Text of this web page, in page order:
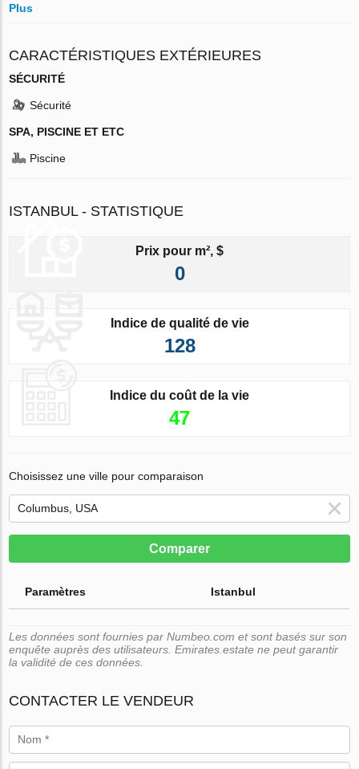
Plus
CARACTÉRISTIQUES EXTÉRIEURES
SÉCURITÉ
Sécurité
SPA, PISCINE ET ETC
Piscine
ISTANBUL - STATISTIQUE
Prix pour m², $
0
Indice de qualité de vie
128
Indice du coût de la vie
47
Choisissez une ville pour comparaison
Comparer
Paramètres Istanbul
Les données sont fournies par Numbeo.com et sont basés sur son
enquête auprès des utilisateurs. Emirates.estate ne peut garantir
la validité de ces données.
CONTACTER LE VENDEUR